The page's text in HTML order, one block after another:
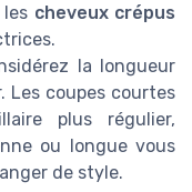
cheveux crépus
la longueur
Les coupes courtes
plus régulier,
ou longue vous
de style.